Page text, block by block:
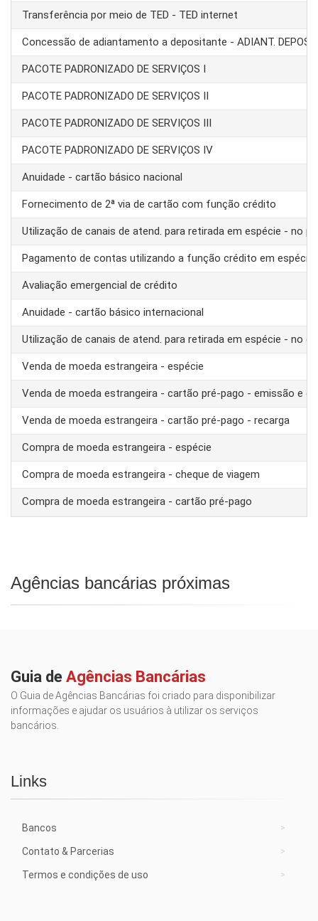
Transferência por meio de TED - TED internet
Concessão de adiantamento a depositante - ADIANT.
PACOTE PADRONIZADO DE SERVIÇOS I
PACOTE PADRONIZADO DE SERVIÇOS II
PACOTE PADRONIZADO DE SERVIÇOS III
PACOTE PADRONIZADO DE SERVIÇOS IV
Anuidade - cartão básico nacional
Fornecimento de 2ª via de cartão com função crédito
Utilização de canais de atend. para retirada em espécie - no
Pagamento de contas utilizando a função crédito em espécie
Avaliação emergencial de crédito
Anuidade - cartão básico internacional
Utilização de canais de atend. para retirada em espécie - no
Venda de moeda estrangeira - espécie
Venda de moeda estrangeira - cartão pré-pago - emissão e
Venda de moeda estrangeira - cartão pré-pago - recarga
Compra de moeda estrangeira - espécie
Compra de moeda estrangeira - cheque de viagem
Compra de moeda estrangeira - cartão pré-pago
Agências bancárias próximas
Guia de Agências Bancárias
O Guia de Agências Bancárias foi criado para disponibilizar
informações e ajudar os usuários à utilizar os serviços
bancários.
Links
Bancos
Contato & Parcerias
Termos e condições de uso